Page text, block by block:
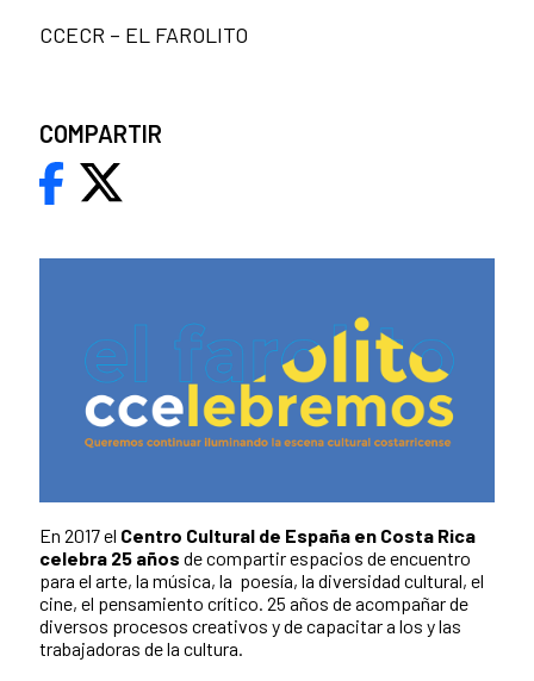
En 2017 el Centro Cultural de España en Costa Rica
celebra 25 años de compartir espacios de encuentro
para el arte, la música, la poesía, la diversidad cultural, el
cine, el pensamiento crítico. 25 años de acompañar de
diversos procesos creativos y de capacitar a los y las
trabajadoras de la cultura.
CCECR – EL FAROLITO
COMPARTIR